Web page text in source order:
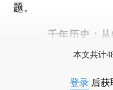
题。
千年历史：
本文共计
登录 后获